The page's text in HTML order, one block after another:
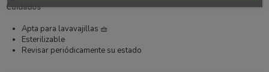
Cuidados
Apta para lavavajillas 🧺
Esterilizable
Revisar periódicamente su estado